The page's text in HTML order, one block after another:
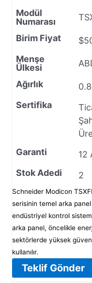
Modül
Numarası
Birim Fiyat
Menşe
Ülkesi
Ağırlık
Sertifika
Garanti
12
Stok Adedi
2
Schneider Modicon
serisinin temel arka
endüstriyel kontrol
arka panel, öncelikle
sektörlerde yüksek
kullanılır.
Teklif Gönder